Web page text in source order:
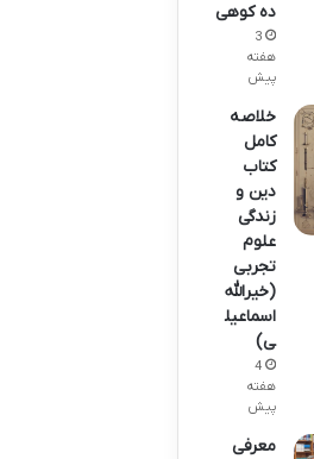
ده کوهی
3
هفته
پیش
خلاصه
کامل
کتاب
دین و
زندگی
علوم
تجربی
(خیرالله
اسماعیل
ی)
4
هفته
پیش
معرفی